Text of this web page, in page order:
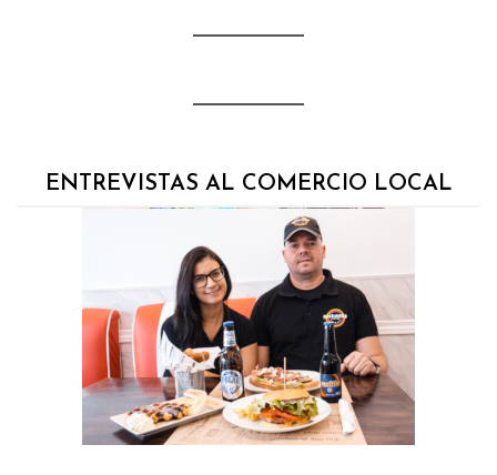
ENTREVISTAS AL COMERCIO LOCAL